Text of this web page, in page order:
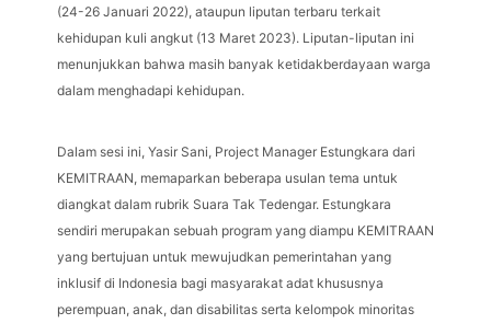
(24-26 Januari 2022), ataupun liputan terbaru terkait
kehidupan kuli angkut (13 Maret 2023). Liputan-liputan ini
menunjukkan bahwa masih banyak ketidakberdayaan warga
dalam menghadapi kehidupan.
Dalam sesi ini, Yasir Sani, Project Manager Estungkara dari
KEMITRAAN, memaparkan beberapa usulan tema untuk
diangkat dalam rubrik Suara Tak Tedengar. Estungkara
sendiri merupakan sebuah program yang diampu KEMITRAAN
yang bertujuan untuk mewujudkan pemerintahan yang
inklusif di Indonesia bagi masyarakat adat khususnya
perempuan, anak, dan disabilitas serta kelompok minoritas